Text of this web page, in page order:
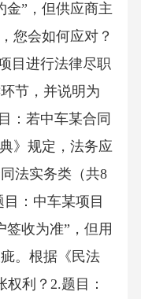
金”，但供应商主
您会如何应对？
目进行法律尽职
节，并说明为
：若中车某合同
》规定，法务应
法实务类（共8
：中车某项目
签收为准”，但用
。根据《民法
利？2.题目：